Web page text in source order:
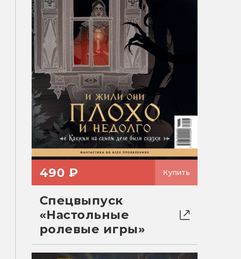
490 ₽ Купить
Спецвыпуск
«Настольные
ролевые игры»